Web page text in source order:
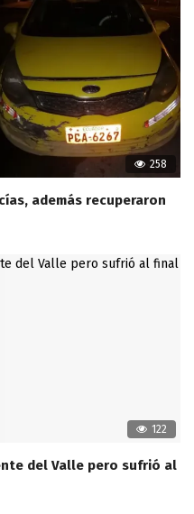
258
además recuperaron
122
del Valle pero sufrió al